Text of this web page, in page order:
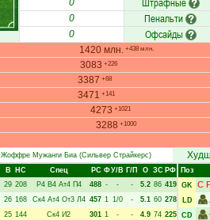
0
0 Пенальти
0 Офсайды
1420 млн. +438 млн.
3083 +226
3387 +68
3471 +141
4273 +1021
3288 +1000
Жоффре Мужанги Биа (Сильвер Страйкерс)
В НC Спец РC ФУ/В Г/П О ЗС РФ
29 208 Р4 В4 Ат4 П4 488 - - - 5.2 86 419
26 168 Ск4 Ат4 От3 Л4 457 1 1/0 - 5.1 60 278
25 144 Ск4 И2 301 1 - - 4.9 74 225
Поз
GK С
LD
CD